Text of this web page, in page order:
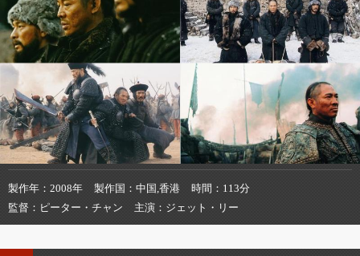
製作年 2008年 製作国 中国,香港 時間
113分
監督
ピーター・チャン 主演 ジェット・リー